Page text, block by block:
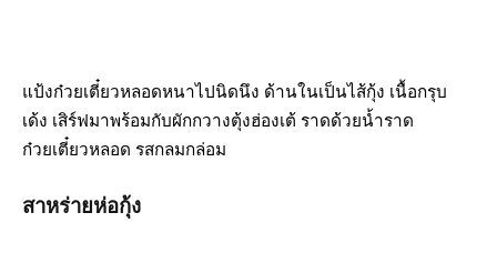
แป้งก๋วยเตี๋ยวหลอดหนาไปนิดนึง ด้านในเป็นไส้กุ้ง เนื้อกรุบ
เด้ง เสิร์ฟมาพร้อมกับผักกวางตุ้งฮ่องเต้ ราดด้วยน้ำราด
ก๋วยเตี๋ยวหลอด รสกลมกล่อม
สาหร่ายห่อกุ้ง